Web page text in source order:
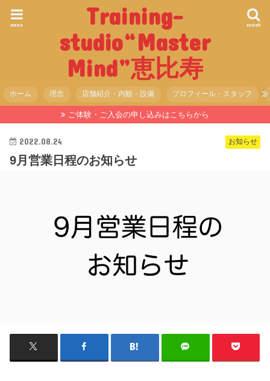
Training-
studio“Master
Mind”恵比寿
search
menu
ホーム 理念 店舗紹介・内観・設備 プロフィール・スタッフ
ご体験・ご入会の申し込みはこちらから
お知らせ
2022.08.24
9月営業日程のお知らせ